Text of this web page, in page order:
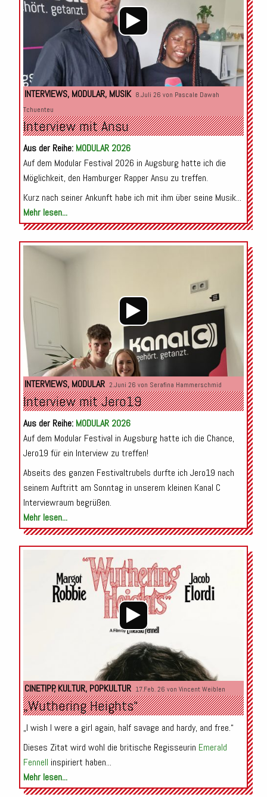
INTERVIEWS, MODULAR, MUSIK 8.Juli 26 von Pascale Dawah
Tchuenteu
Interview mit Ansu
Aus der Reihe: MODULAR 2026
Auf dem Modular Festival 2026 in Augsburg hatte ich die
Möglichkeit, den Hamburger Rapper Ansu zu treffen.
Kurz nach seiner Ankunft habe ich mit ihm über seine Musik...
Mehr lesen...
Audio-
Player
INTERVIEWS, MODULAR 2.Juni 26 von Serafina Hammerschmid
Interview mit Jero19
Aus der Reihe: MODULAR 2026
Auf dem Modular Festival in Augsburg hatte ich die Chance,
Jero19 für ein Interview zu treffen!
Abseits des ganzen Festivaltrubels durfte ich Jero19 nach
seinem Auftritt am Sonntag in unserem kleinen Kanal C
Interviewraum begrüßen.
Mehr lesen...
Audio-
Player
CINETIPP,KULTUR, POPKULTUR 17.Feb. 26 von Vincent Weiblen
„Wuthering Heights“
„I wish I were a girl again, half savage and hardy, and free.“
Dieses Zitat wird wohl die britische Regisseurin Emerald
Fennell inspiriert haben...
Mehr lesen...